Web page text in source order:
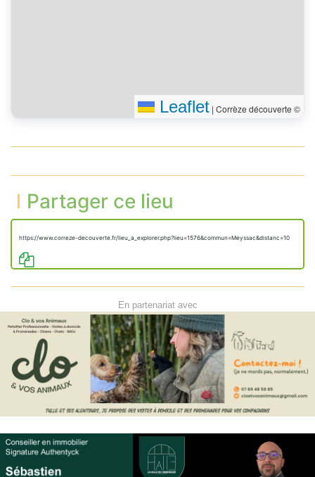
Leaflet | Corrèze découverte ©
Partager ce lieu
https://www.correze-decouverte.fr/lieu_a_explorer.php?lieu=1576&commun=Meyssac&distanc=10
En partenariat avec